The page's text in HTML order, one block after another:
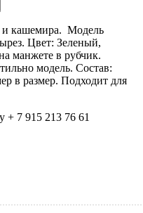
и кашемира. Модель
Цвет: Зеленый,
манжете в рубчик.
модель. Cостав:
в размер. Подходит для
+ 7 915 213 76 61